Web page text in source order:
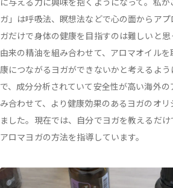
に与える力に興味を抱くようになって。私が
ガ」は呼吸法、瞑想法などで心の面からア
ガだけで身体の健康を目指すのは難しいと
由来の精油を組み合わせて、アロマオイル
康につながるヨガができないかと考えるよ
で、成分分析されていて安全性が高い海外
み合わせて、より健康効果のあるヨガのオ
ました。現在では、自分でヨガを教えるだ
アロマヨガの方法を指導しています。